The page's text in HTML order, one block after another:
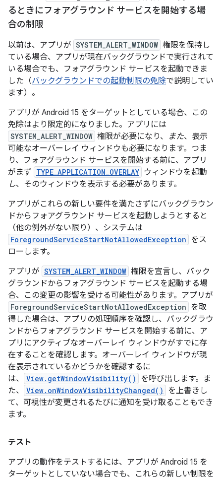
るときにフォアグラウンド サービスを開始する場
合の制限
以前は、アプリが SYSTEM_ALERT_WINDOW 権限を保持し
ている場合、アプリが現在バックグラウンドで実行されて
いる場合でも、フォアグラウンド サービスを起動できま
した（バックグラウンドでの起動制限の免除で説明してい
ます）。
アプリが Android 15 をターゲットとしている場合、この
免除はより限定的になりました。アプリには
SYSTEM_ALERT_WINDOW 権限が必要になり、 また、表示
可能なオーバーレイ ウィンドウも必要になります。つま
り、フォアグラウンド サービスを開始する前に、アプリ
がまず TYPE_APPLICATION_OVERLAY ウィンドウを起動
し、そのウィンドウを表示する必要があります。
アプリがこれらの新しい要件を満たさずにバックグラウン
ドからフォアグラウンド サービスを起動しようとすると
（他の例外がない限り）、システムは
ForegroundServiceStartNotAllowedException をス
ローします。
アプリが SYSTEM_ALERT_WINDOW 権限を宣言し、バック
グラウンドからフォアグラウンド サービスを起動する場
合、この変更の影響を受ける可能性があります。アプリが
ForegroundServiceStartNotAllowedException を取
得した場合は、アプリの処理順序を確認し、バックグラウ
ンドからフォアグラウンド サービスを開始する前に、ア
プリにアクティブなオーバーレイ ウィンドウがすでに存
在することを確認します。オーバーレイ ウィンドウが現
在表示されているかどうかを確認するに
は、
View.getWindowVisibility()
を呼び出します。ま
た、
View.onWindowVisibilityChanged()
を上書きし
て、可視性が変更されるたびに通知を受け取ることもでき
ます。
テスト
アプリの動作をテストするには、アプリが Android 15 を
ターゲットとしていない場合でも、これらの新しい制限を